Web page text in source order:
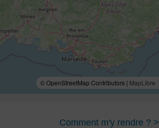
© OpenStreetMap Contributors | MapLibre
Comment m'y rendre ? >